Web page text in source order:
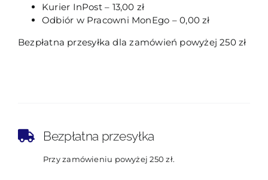
Kurier InPost – 13,00 zł
Odbiór w Pracowni MonEgo – 0,00 zł
Bezpłatna przesyłka dla zamówień powyżej 250 zł
Bezpłatna przesyłka
Przy zamówieniu powyżej 250 zł.